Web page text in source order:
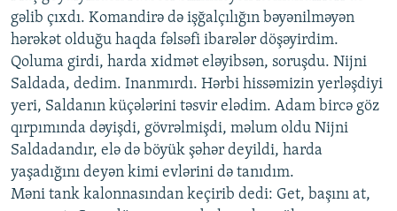
gəlib çıxdı. Komandirə də işğalçılığın bəyənilməyən
hərəkət olduğu haqda fəlsəfi ibarələr döşəyirdim.
Qoluma girdi, harda xidmət eləyibsən, soruşdu. Nijni
Saldada, dedim. Inanmırdı. Hərbi hissəmizin yerləşdiyi
yeri, Saldanın küçələrini təsvir elədim. Adam bircə göz
qırpımında dəyişdi, gövrəlmişdi, məlum oldu Nijni
Saldadandır, elə də böyük şəhər deyildi, harda
yaşadığını deyən kimi evlərini də tanıdım.
Məni tank kalonnasından keçirib dedi: Get, başını at,